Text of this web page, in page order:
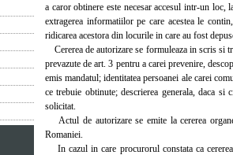
a caror obtinere este necesar accesul intr-un
extragerea informatiilor pe care acestea le
ridicarea acestora din locurile in care au fost
Cererea de autorizare se formuleaza in scris si
prevazute de art. 3 pentru a carei prevenire,
emis mandatul; identitatea persoanei ale carei
ce trebuie obtinute; descrierea generala, daca
solicitat.
Actul de autorizare se emite la cererea
Romaniei.
In cazul in care procurorul constata ca